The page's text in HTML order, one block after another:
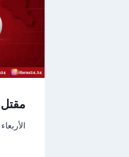
الأربعاء 2022/03/30